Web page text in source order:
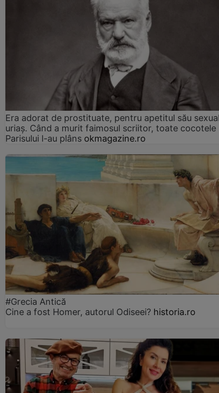
Era adorat de prostituate, pentru apetitul său
uriaș. Când a murit faimosul scriitor, toate cocotele
Parisului l-au plâns okmagazine.ro
#Grecia Antică
Cine a fost Homer, autorul Odiseei? historia.ro